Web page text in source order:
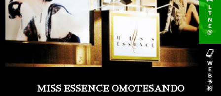
MISS ESSENCE OMOTESANDO